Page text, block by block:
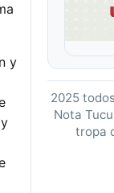
y
2025
Nota
tropa